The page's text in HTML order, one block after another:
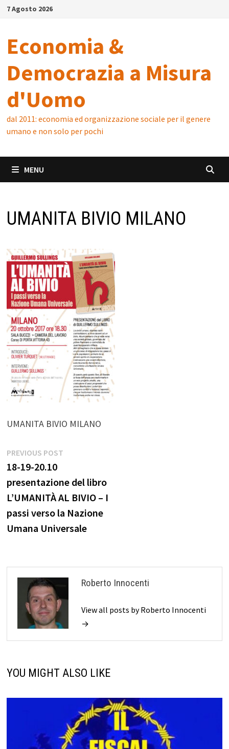
Skip7 Agosto 2026
Economia &
Democrazia a Misura
d'Uomo
dal 2011: economia ed organizzazione sociale per il genere
umano e non solo per pochi
MENU
UMANITA BIVIO MILANO
UMANITA BIVIO MILANO
Navigazione
articoli
PREVIOUS POSTPrevious
18-19-20.10
presentazione del libro
L’UMANITÀ AL BIVIO – I
passi verso la Nazione
Umana Universale
Roberto Innocenti
View all posts by Roberto Innocenti
→
YOU MIGHT ALSO LIKE